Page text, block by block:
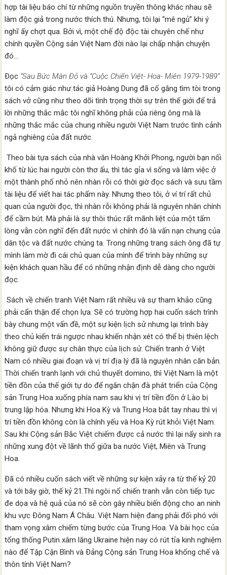
hợp tài liệu báo chí từ những nguồn truyền thông khác nhau sẽ
làm độc giả trong nước thích thú. Nhưng, tôi lại “mê ngủ” khi ý
nghĩ ấy chợt qua. Bởi vì, một chế độ độc tài chuyên chế như
chính quyền Cộng sản Việt Nam đời nào lại chấp nhận chuyện
đó…
Ðọc “Sau Bức Màn Ðỏ và “Cuộc Chiến Việt- Hoa- Miên 1979-1989”
tôi có cảm giác như tác giả Hoàng Dung đã cố gắng tìm tòi trong
sách vở cũng như theo dõi tình trọng thời sự trên thế giới để trả
lời những thắc mắc tôi nghĩ không phải của riêng ông mà là
những thắc mắc của chung nhiều người Việt Nam trước tình cảnh
ngả nghiêng của đất nước.
Theo bài tựa sách của nhà văn Hoàng Khởi Phong, người bạn nối
khố từ lúc hai người còn thơ ấu, thì tác gỉa vì sống và làm việc ở
một thành phố nhỏ nên nhàn rỗi có thời giờ đọc sách và sưu tầm
tài liệu để viết hai tác phẩm này. Nhưng theo tôi, ở ví trí rất chủ
quan của người đọc, thì nhàn rỗi không phải là nguyên nhân chính
để cầm bút. Mà phải là sự thôi thúc rất mãnh liệt của một tấm
lòng vẫn còn nghĩ đến đất nước vì chính đó là vấn nạn chung của
dân tộc và đất nước chúng ta. Trong những trang sách ông đã tự
mình làm mờ đi cái chủ quan của mình để trình bày những sự
kiện khách quan hầu để có những nhận định dễ dàng cho người
đọc.
Sách về chiến tranh Việt Nam rất nhiều và sự tham khảo cũng
phải cẩn thận để chọn lựa. Sẽ có trường hợp hai cuốn sách trình
bày chung một vấn đề, một sự kiện lịch sử nhưng lại trình bày
theo chủ kiến trái ngược nhau khiến nhận xét có thể bị thiên lệch
không giữ được sự chân thực của lịch sử. Chiến tranh ở Việt
Nam có nhiều giai đoạn và vị trí địa lý đã là nguyên nhân căn bản.
Thời chiến tranh lạnh với chủ thuyết domino, thì Việt Nam là một
tiền đồn của thế giới tự do để ngăn chặn đà phát triển của Cộng
sản Trung Hoa xuống phía nam sau khi vị trí tiền đồn ở Lào bị
trung lập hóa. Nhưng khi Hoa Kỳ và Trung Hoa bắt tay nhau thì vị
trí tiền đồn không còn là chính yếu và Hoa Kỳ rút khỏi Việt Nam.
Sau khi Cộng sản Bắc Việt chiếm được cả nước thì lại nẩy sinh ra
những xung đột về lãnh thổ giữa ba nước Việt, Miên và Trung
Hoa.
Ðã có nhiều cuốn sách viết về những sự kiện xảy ra từ thế kỷ 20
và tới bây giờ, thế kỷ 21.Thì ngòi nổ chiến tranh vẫn còn tiếp tục
đe dọa và hệ quả của nó sẽ còn gây nhiều biến động cho an ninh
khu vực Ðông Nam Á Châu. Việt Nam hiện đang phải đối phó với
tham vọng xâm chiếm từng bước của Trung Hoa. Và bài học của
tổng thống Putin xâm lăng Ukraine hiện nay có rút tỉa kinh nghiệm
nào để Tập Cận Bình và Ðảng Cộng sản Trung Hoa khống chế và
thôn tính Việt Nam?